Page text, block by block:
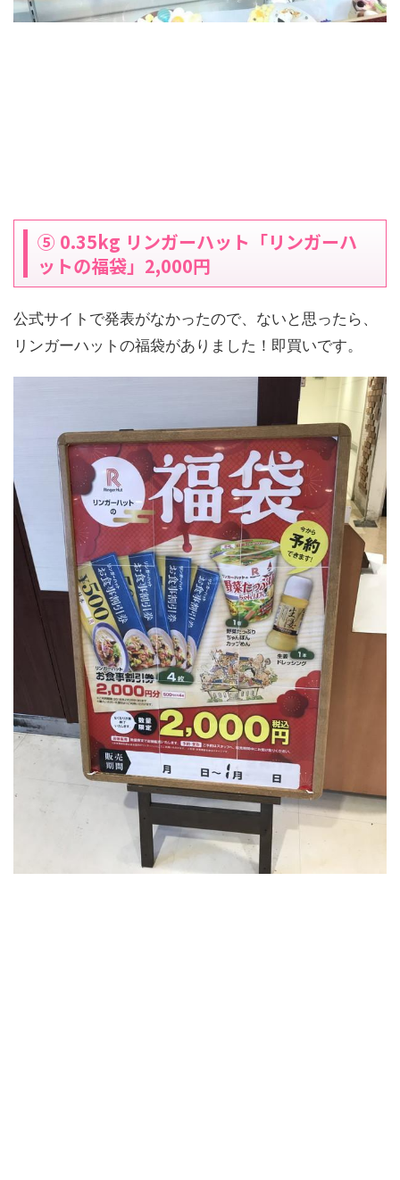
⑤ 0.35kg リンガーハット「リンガーハ
ットの福袋」2,000円
公式サイトで発表がなかったので、ないと思ったら、
リンガーハットの福袋がありました！即買いです。